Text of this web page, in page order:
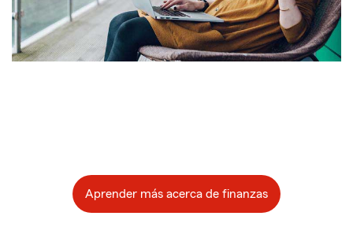
Aprender más acerca de finanzas